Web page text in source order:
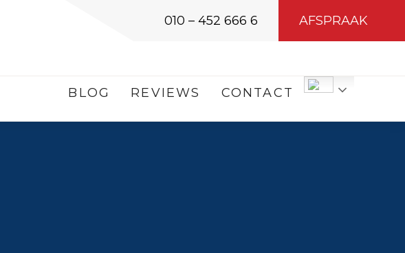
010 – 452 666 6 AFSPRAAK
BLOG REVIEWS CONTACT